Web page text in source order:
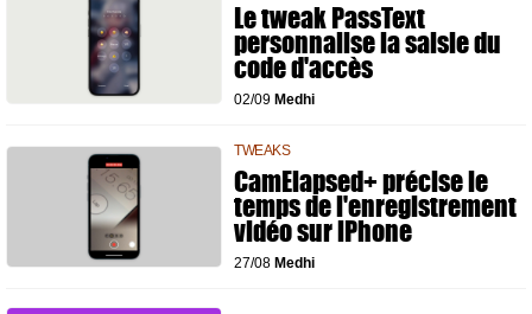
Le tweak PassText
personnalise la saisie du
code d'accès
02/09 Medhi
TWEAKS
CamElapsed+ précise le
temps de l'enregistrement
vidéo sur iPhone
27/08 Medhi